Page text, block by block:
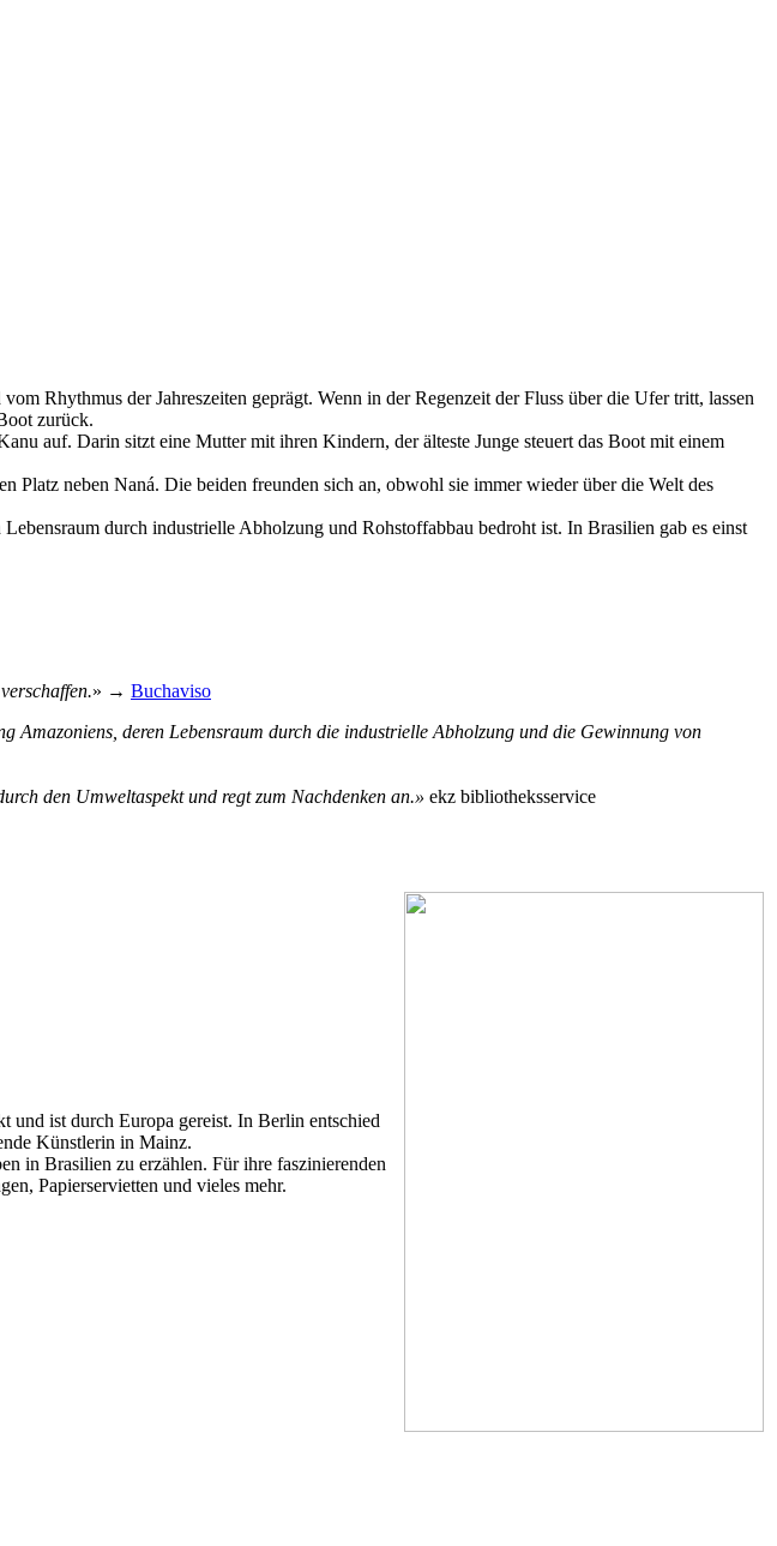
Rhythmus der Jahreszeiten geprägt. Wenn in der Regenzeit der Fluss über die Ufer tritt, lassen
zurück.
auf. Darin sitzt eine Mutter mit ihren Kindern, der älteste Junge steuert das Boot mit einem
Platz neben Naná. Die beiden freunden sich an, obwohl sie immer wieder über die Welt des
durch industrielle Abholzung und Rohstoffabbau bedroht ist. In Brasilien gab es einst
» → Buchaviso
deren Lebensraum durch die industrielle Abholzung und die Gewinnung von
den Umweltaspekt und regt zum Nachdenken an.» ekz bibliotheksservice
und ist durch Europa gereist. In Berlin entschied
Künstlerin in Mainz.
in Brasilien zu erzählen. Für ihre faszinierenden
Papierservietten und vieles mehr.